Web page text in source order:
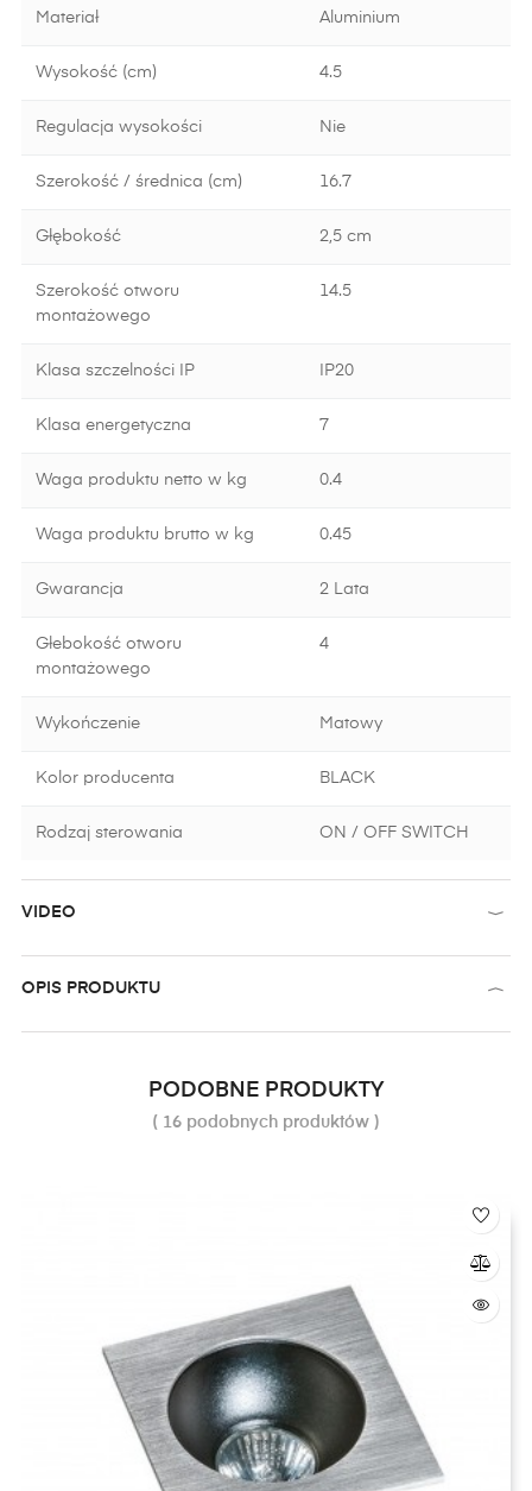
Materiał Aluminium
Wysokość (cm) 4.5
Regulacja wysokości Nie
Szerokość / średnica (cm) 16.7
Głębokość 2,5 cm
Szerokość otworu
montażowego
14.5
Klasa szczelności IP IP20
Klasa energetyczna 7
Waga produktu netto w kg 0.4
Waga produktu brutto w kg 0.45
Gwarancja 2 Lata
Głebokość otworu
montażowego
4
Wykończenie Matowy
Kolor producenta BLACK
Rodzaj sterowania ON / OFF SWITCH
VIDEO
OPIS PRODUKTU
PODOBNE PRODUKTY
( 16 podobnych produktów )